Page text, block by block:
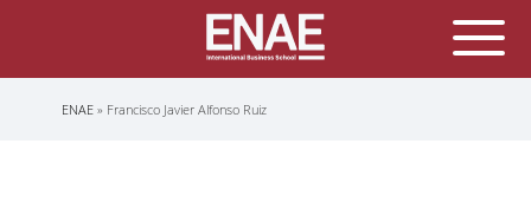
Sobrescribir
ENAE Francisco Javier Alfonso Ruiz